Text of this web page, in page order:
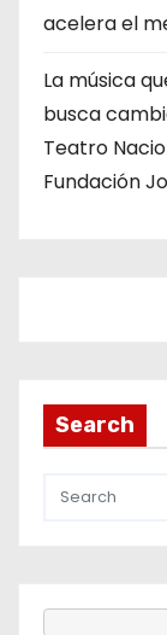
acelera el
La música
busca
Teatro
Fundación
Search